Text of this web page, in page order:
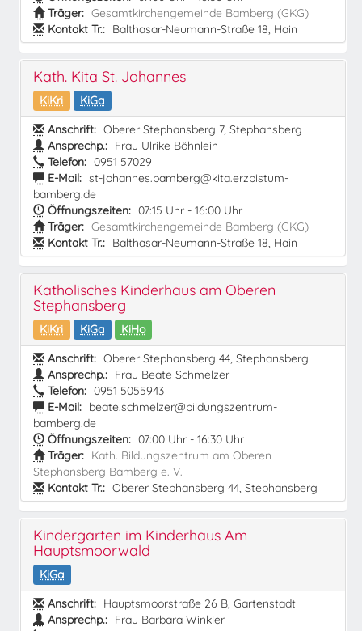
Träger: Gesamtkirchengemeinde Bamberg (GKG)
Kontakt Tr.: Balthasar-Neumann-Straße 18, Hain
Kath. Kita St. Johannes
KiKri
KiGa
Anschrift: Oberer Stephansberg 7, Stephansberg
Ansprechp.: Frau Ulrike Böhnlein
Telefon: 0951 57029
E-Mail: st-johannes.bamberg@kita.erzbistum-
bamberg.de
Öffnungszeiten: 07:15 Uhr - 16:00 Uhr
Träger: Gesamtkirchengemeinde Bamberg (GKG)
Kontakt Tr.: Balthasar-Neumann-Straße 18, Hain
Katholisches Kinderhaus am Oberen
Stephansberg
KiKri KiGa
KiHo
Anschrift: Oberer Stephansberg 44, Stephansberg
Ansprechp.: Frau Beate Schmelzer
Telefon: 0951 5055943
E-Mail: beate.schmelzer@bildungszentrum-
bamberg.de
Öffnungszeiten: 07:00 Uhr - 16:30 Uhr
Träger: Kath. Bildungszentrum am Oberen
Stephansberg Bamberg e. V.
Kontakt Tr.: Oberer Stephansberg 44, Stephansberg
Kindergarten im Kinderhaus Am
Hauptsmoorwald
KiGa
Anschrift: Hauptsmoorstraße 26 B, Gartenstadt
Ansprechp.: Frau Barbara Winkler